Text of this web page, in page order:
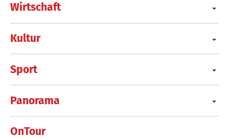
Wirtschaft
Kultur
Sport
Panorama
OnTour